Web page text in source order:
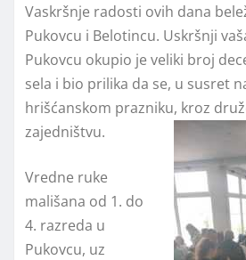
Vaskršnje radosti ovih dana
Pukovcu i Belotincu. Uskršnji
Pukovcu okupio je veliki broj
sela i bio prilika da se, u susret
hrišćanskom prazniku, kroz
zajedništvu.
Vredne ruke
mališana od 1. do
4. razreda u
Pukovcu, uz